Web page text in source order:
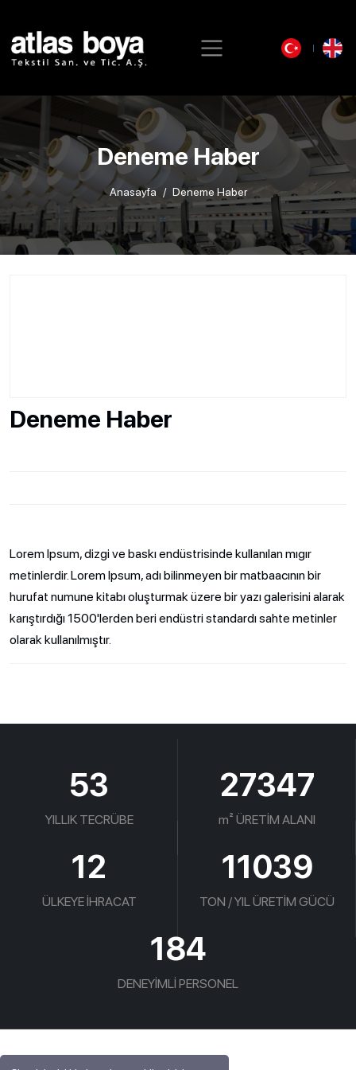
Deneme Haber
Anasayfa Deneme Haber
Deneme Haber
Lorem Ipsum, dizgi ve baskı endüstrisinde kullanılan mıgır
metinlerdir. Lorem Ipsum, adı bilinmeyen bir matbaacının bir
hurufat numune kitabı oluşturmak üzere bir yazı galerisini alarak
karıştırdığı 1500'lerden beri endüstri standardı sahte metinler
olarak kullanılmıştır.
53
YILLIK TECRÜBE
27500
m² ÜRETİM ALANI
12
ÜLKEYE İHRACAT
11100
TON / YIL ÜRETİM GÜCÜ
185
DENEYİMLİ PERSONEL